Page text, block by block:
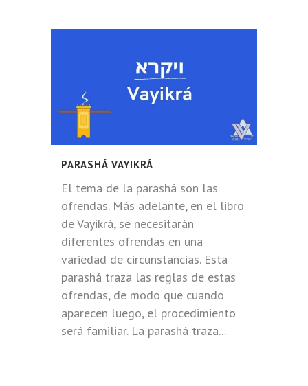
PARASHÁ VAYIKRÁ
El tema de la parashá son las
ofrendas. Más adelante, en el libro
de Vayikrá, se necesitarán
diferentes ofrendas en una
variedad de circunstancias. Esta
parashá traza las reglas de estas
ofrendas, de modo que cuando
aparecen luego, el procedimiento
será familiar. La parashá traza...